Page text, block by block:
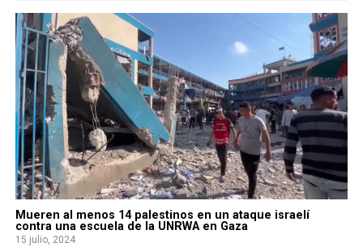
Mueren al menos 14 palestinos en un ataque israelí
contra una escuela de la UNRWA en Gaza
15 julio, 2024